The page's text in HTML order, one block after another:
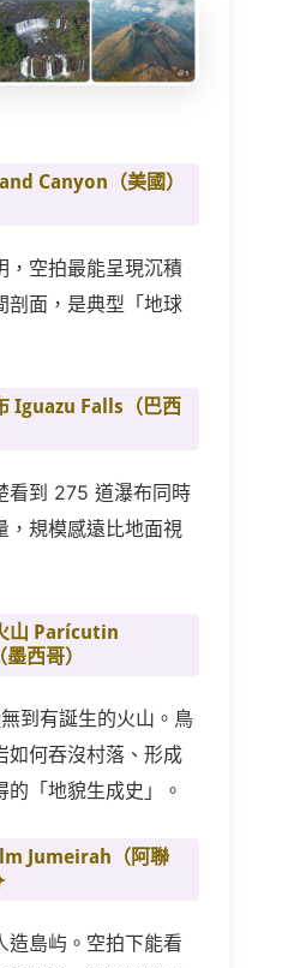
Canyon （美國）
，空拍最能呈現沉積
剖面，是典型「地球
Iguazu Falls （巴西
看到 275 道瀑布同時
，規模感遠比地面視
山 Parícutin
（墨西哥）
到有誕生的火山。鳥
如何吞沒村落、形成
的「地貌生成史」。
Jumeirah （阿聯
造島屿。空拍下能看